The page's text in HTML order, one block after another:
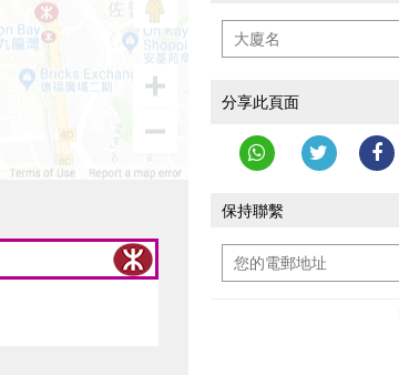
分享此頁面
保持聯繫